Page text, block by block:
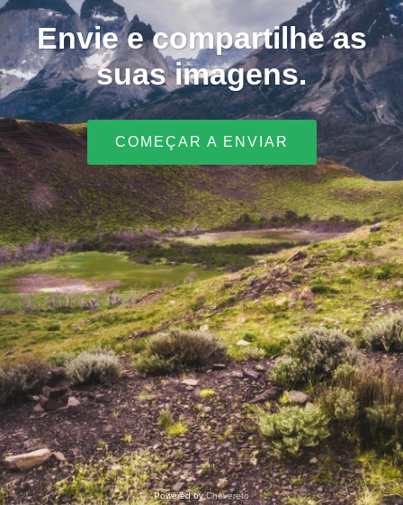
Envie e compartilhe as
suas imagens.
COMEÇAR A ENVIAR
Powered byChevereto